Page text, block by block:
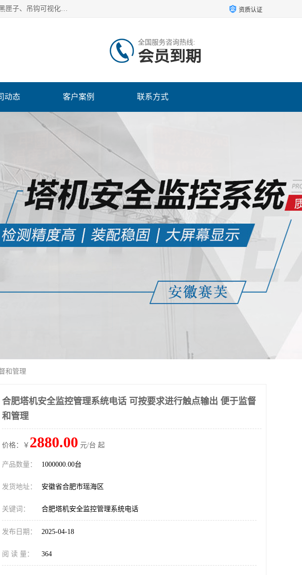
安徽赛芙智能科技有限公司是一家主营智慧化工地解决方案的企业，主营产品有：塔机安全监测系统、塔吊黑匣子、吊钩可视化、吊钩可视化系统、塔机安全监控系统、塔机黑匣子等。创建至今始终关注用户需求，为用户提供有的产品和服务。 资质认证
全国服务咨询热线:
会员到期
动态 客户案例 联系方式
和管理
合肥塔机安全监控管理系统电话 可按要求进行触点输出 便于监督
和管理
价格：￥ 2880.00 元/台 起
产品数量： 1000000.00台
发货地址： 安徽省合肥市瑶海区
关键词： 合肥塔机安全监控管理系统电话
发布日期： 2025-04-18
阅 读 量： 364